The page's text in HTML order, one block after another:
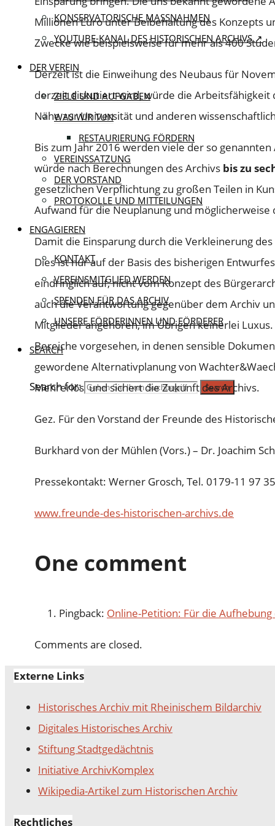
KONSERVATORISCHE MASSNAHMEN
YOUTUBE-KANAL DES HISTORISCHEN ARCHIVS ↗
DER VEREIN
ZIELE UND AUFGABEN
WAS WIR TUN
RESTAURIERUNG FÖRDERN
VEREINSSATZUNG
DER VORSTAND
PROTOKOLLE UND MITTEILUNGEN
ENGAGIEREN
KONTAKT
VEREINSMITGLIED WERDEN
SPENDEN FÜR DAS ARCHIV
UNSERE FÖRDERINNEN UND FÖRDERER
SEARCH
Search for: Search
Millionen Euro unter Beibehaltung des Konzepts
Zwecke wie beispielsweise für mehr als 400
Derzeit ist die Einweihung des Neubaus für
derzeit diskutiert wird, würde die Arbeitsfähigkeit
Nähe zur Universität und anderen
Bis zum Jahr 2016 werden viele der so
würde nach Berechnungen des Archivs bis zu
gesetzlichen Verpflichtung zu großen Teilen in
Aufwand für die Neuplanung und
Damit die Einsparung durch die Verkleinerung
Dies ist nur auf der Basis des bisherigen
eindringlich auf, nicht vom Konzept des
auch die Verantwortung gegenüber dem Archiv
Mitglieder angehören, im Übrigen keinerlei
Bereiche vorgesehen, in denen sensible
gewordene Alternativplanung von
Mehrerlös und sichert die Zukunft des Archivs.
Gez. Für den Vorstand der Freunde des
Burkhard von der Mühlen (Vors.) – Dr. Joachim
Pressekontakt: Werner Grosch, Tel. 0179-11 97
www.freunde-des-historischen-archivs.de
One comment
Pingback: Online-Petition: Für die
Comments are closed.
Externe Links
Historisches Archiv mit Rheinischem Bildarchiv
Digitales Historisches Archiv
Stiftung Stadtgedächtnis
Initiative ArchivKomplex
Wikipedia-Artikel zum Historischen Archiv
Rechtliches